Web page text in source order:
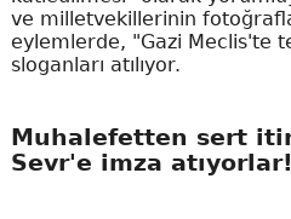
ve milletvekillerinin
eylemlerde, "Gazi Meclis'te
sloganları atılıyor.
Muhalefetten sert
Sevr'e imza